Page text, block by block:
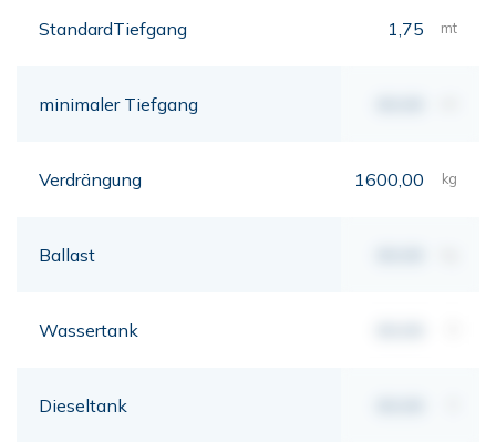
StandardTiefgang 1,75 mt
minimaler Tiefgang
Verdrängung 1600,00 kg
Ballast
Wassertank
Dieseltank